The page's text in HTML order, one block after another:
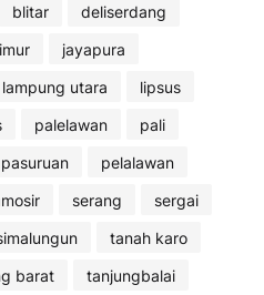
blitar
deliserdang
jayapura
lampung utara
lipsus
palelawan
pali
pasuruan
pelalawan
serang
sergai
tanah karo
barat
tanjungbalai